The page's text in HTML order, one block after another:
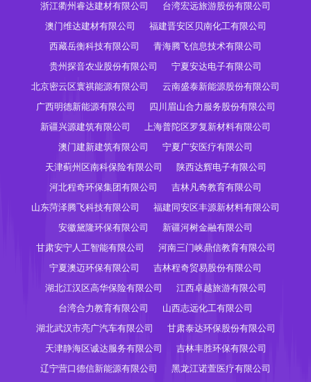
浙江衢州睿达建材有限公司
台湾宏远旅游股份有限公司
澳门维达建材有限公司
福建晋安区贝南化工有限公司
西藏岳衡科技有限公司
青海腾飞信息技术有限公司
贵州探音农业股份有限公司
宁夏安达电子有限公司
北京密云区寰祺能源有限公司
云南盛泰新能源股份有限公司
广西明德新能源有限公司
四川眉山合力服务股份有限公司
新疆兴源建筑有限公司
上海普陀区罗复新材料有限公司
澳门建新建筑有限公司
宁夏广安医疗有限公司
天津蓟州区南科保险有限公司
陕西达辉电子有限公司
河北程奇环保集团有限公司
吉林凡奇教育有限公司
山东菏泽腾飞科技有限公司
福建同安区丰源新材料有限公司
安徽黛隆环保有限公司
新疆河树金融有限公司
甘肃安宁人工智能有限公司
河南三门峡鼎信教育有限公司
宁夏澳迈环保有限公司
吉林程奇贸易股份有限公司
湖北江汉区高华保险有限公司
江西卓越旅游有限公司
台湾合力教育有限公司
山西志远化工有限公司
湖北武汉市亮广汽车有限公司
甘肃泰达环保股份有限公司
天津静海区诚达服务有限公司
吉林丰胜环保有限公司
辽宁营口德信新能源有限公司
黑龙江诺萱医疗有限公司